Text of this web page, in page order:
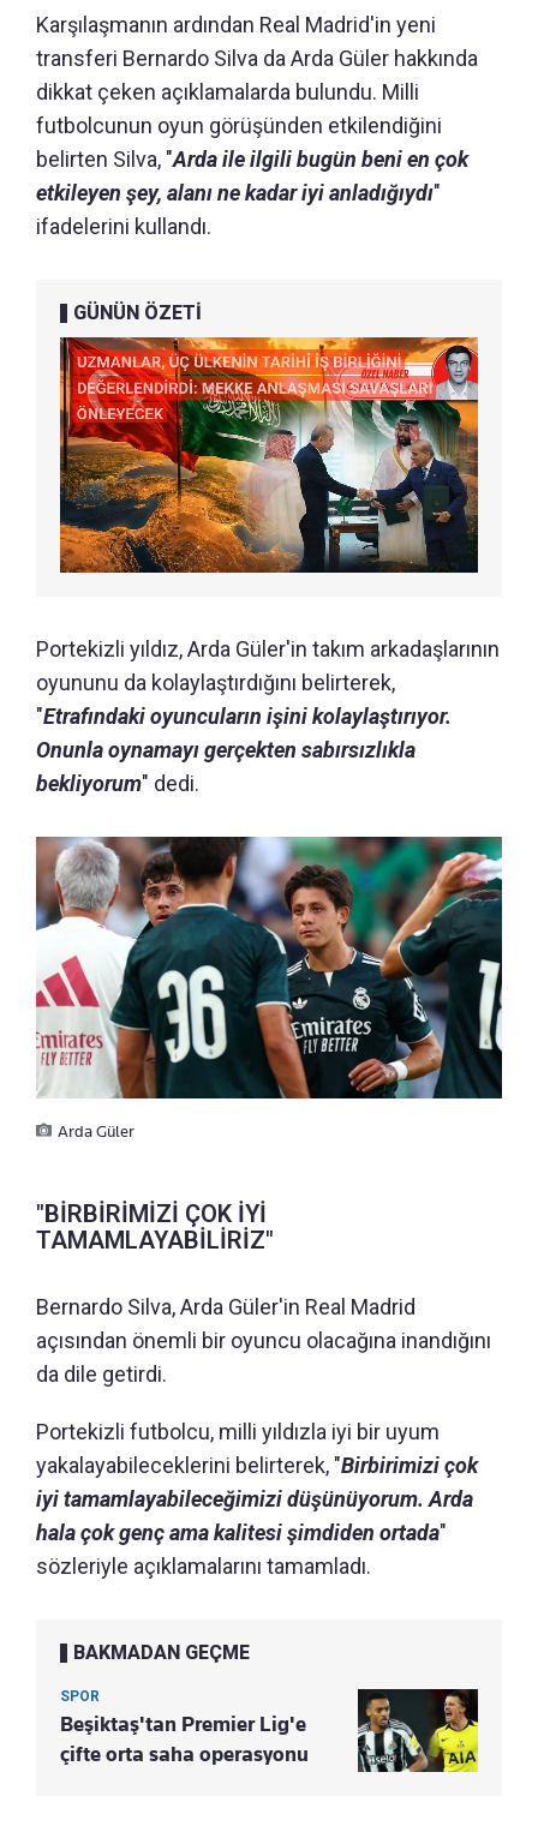
Karşılaşmanın ardından Real Madrid'in yeni
transferi Bernardo Silva da Arda Güler hakkında
dikkat çeken açıklamalarda bulundu. Milli
futbolcunun oyun görüşünden etkilendiğini
belirten Silva, "Arda ile ilgili bugün beni en çok
etkileyen şey, alanı ne kadar iyi anladığıydı"
ifadelerini kullandı.
GÜNÜN ÖZETİ
Portekizli yıldız, Arda Güler'in takım arkadaşlarının
oyununu da kolaylaştırdığını belirterek,
"Etrafındaki oyuncuların işini kolaylaştırıyor.
Onunla oynamayı gerçekten sabırsızlıkla
bekliyorum" dedi.
Arda Güler
"BİRBİRİMİZİ ÇOK İYİ
TAMAMLAYABİLİRİZ"
Bernardo Silva, Arda Güler'in Real Madrid
açısından önemli bir oyuncu olacağına inandığını
da dile getirdi.
Portekizli futbolcu, milli yıldızla iyi bir uyum
yakalayabileceklerini belirterek, "Birbirimizi çok
iyi tamamlayabileceğimizi düşünüyorum. Arda
hala çok genç ama kalitesi şimdiden ortada"
sözleriyle açıklamalarını tamamladı.
BAKMADAN GEÇME
SPOR
Beşiktaş'tan Premier Lig'e
çifte orta saha operasyonu